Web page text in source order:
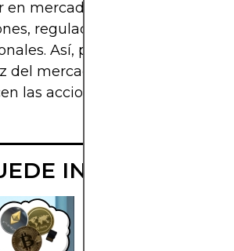
en mercados extranjeros, es
regulaciones y requisitos
Así, podrá combinar lo
del mercado local y las
las acciones globales.
INTERESAR